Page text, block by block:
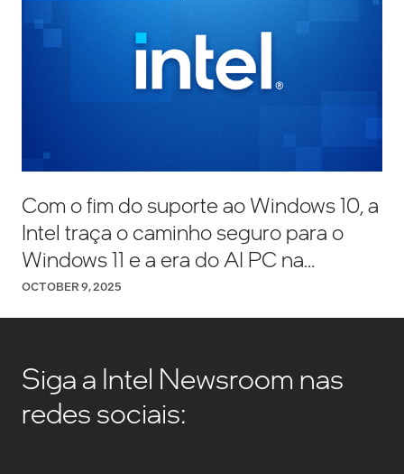
Com o fim do suporte ao Windows 10, a
Intel traça o caminho seguro para o
Windows 11 e a era do AI PC na
América Latina
OCTOBER 9, 2025
Siga a Intel Newsroom nas
redes sociais: